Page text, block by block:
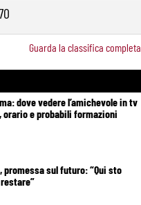
Guarda la classifica completa
dove vedere l’amichevole in tv
orario e probabili formazioni
promessa sul futuro: “Qui sto